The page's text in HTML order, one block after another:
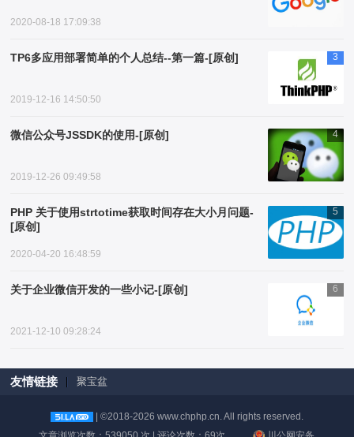
2020-08-18 17:09:38
3
TP6多应用部署简单的个人总结--第一篇-[原创]
2019-12-16 14:50:50
4
微信公众号JSSDK的使用-[原创]
2019-12-26 09:49:58
5
PHP 关于使用strtotime获取时间存在大小月问题-
[原创]
2020-04-20 16:48:59
6
关于企业微信开发的一些小记-[原创]
2021-12-10 09:28:24
友情链接 聚宝盆
| ©2018-2026 www.chphp.cn. All rights reserved.